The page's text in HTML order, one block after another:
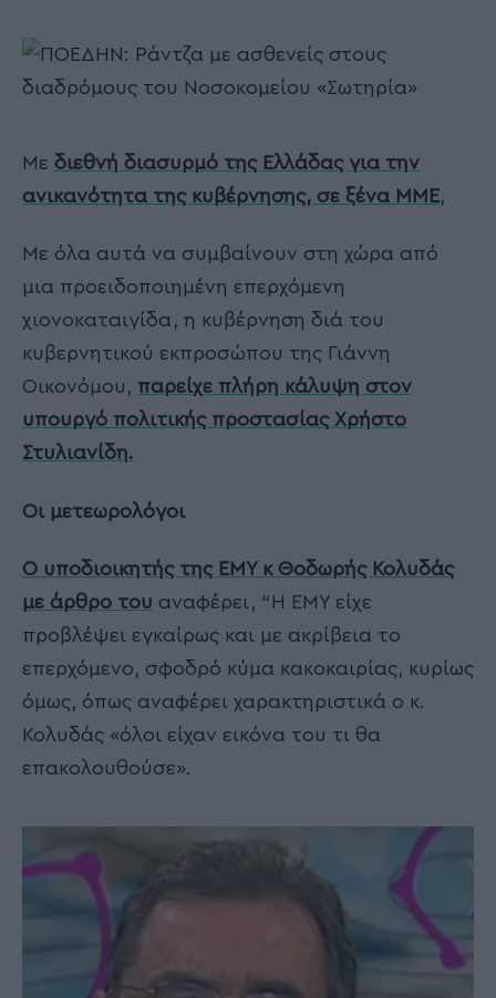
Με διεθνή διασυρμό της Ελλάδας για την
ανικανότητα της κυβέρνησης, σε ξένα ΜΜΕ,
Με όλα αυτά να συμβαίνουν στη χώρα από
μια προειδοποιημένη επερχόμενη
χιονοκαταιγίδα, η κυβέρνηση διά του
κυβερνητικού εκπροσώπου της Γιάννη
Οικονόμου, παρείχε πλήρη κάλυψη στον
υπουργό πολιτικής προστασίας Χρήστο
Στυλιανίδη.
Οι μετεωρολόγοι
Ο υποδιοικητής της ΕΜΥ κ Θοδωρής Κολυδάς
με άρθρο του αναφέρει, “Η ΕΜΥ είχε
προβλέψει εγκαίρως και με ακρίβεια το
επερχόμενο, σφοδρό κύμα κακοκαιρίας, κυρίως
όμως, όπως αναφέρει χαρακτηριστικά ο κ.
Κολυδάς «όλοι είχαν εικόνα του τι θα
επακολουθούσε».